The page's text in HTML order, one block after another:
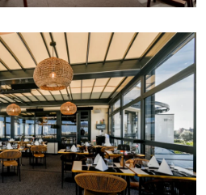
sur mesure pour
à Ouistreham
La Voile Blanche
grâce à une
installée par…